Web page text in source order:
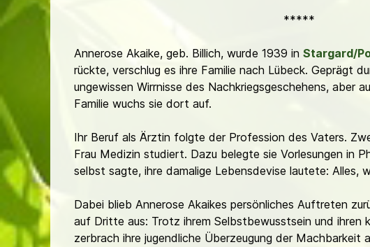
*****
Annerose Akaike, geb. Billich, wurde 1939 in Stargard/
rückte, verschlug es ihre Familie nach Lübeck. Geprägt
ungewissen Wirrnisse des Nachkriegsgeschehens,
Familie wuchs sie dort auf.
Ihr Beruf als Ärztin folgte der Profession des Vaters.
Frau Medizin studiert. Dazu belegte sie Vorlesungen in
selbst sagte, ihre damalige Lebensdevise lautete: Alles,
Dabei blieb Annerose Akaikes persönliches Auftreten
auf Dritte aus: Trotz ihrem Selbstbewusstsein und ihren
zerbrach ihre jugendliche Überzeugung der